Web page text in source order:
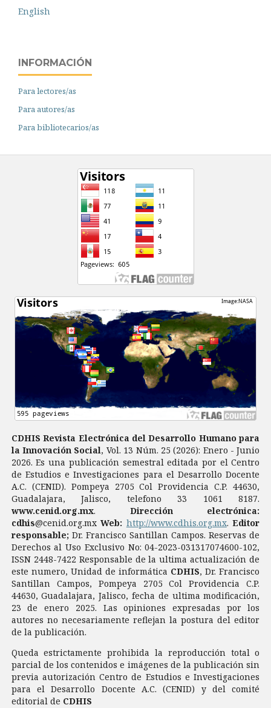
English
INFORMACIÓN
Para lectores/as
Para autores/as
Para bibliotecarios/as
CDHIS Revista Electrónica del Desarrollo Humano para
la Innovación Social, Vol. 13 Núm. 25 (2026): Enero - Junio
2026. Es una publicación semestral editada por el Centro
de Estudios e Investigaciones para el Desarrollo Docente
A.C. (CENID). Pompeya 2705 Col Providencia C.P. 44630,
Guadalajara, Jalisco, telefono 33 1061 8187.
www.cenid.org.mx. Dirección electrónica:
cdhis@cenid.org.mxWeb: http://www.cdhis.org.mx. Editor
responsable;Dr. Francisco Santillan Campos. Reservas de
Derechos al Uso Exclusivo No: 04-2023-031317074600-102,
ISSN 2448-7422 Responsable de la ultima actualización de
este numero, Unidad de informática CDHIS, Dr. Francisco
Santillan Campos, Pompeya 2705 Col Providencia C.P.
44630, Guadalajara, Jalisco, fecha de ultima modificación,
23 de enero 2025. Las opiniones expresadas por los
autores no necesariamente reflejan la postura del editor
de la publicación.
Queda estrictamente prohibida la reproducción total o
parcial de los contenidos e imágenes de la publicación sin
previa autorización Centro de Estudios e Investigaciones
para el Desarrollo Docente A.C. (CENID) y del comité
editorial de CDHIS